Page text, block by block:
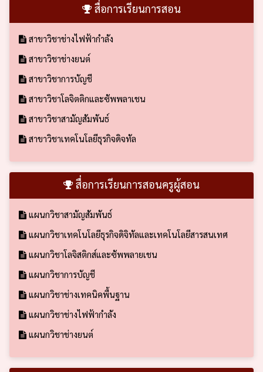
สื่อการเรียนการสอน
สาขาวิชาช่างไฟฟ้ากำลัง
สาขาวิชาช่างยนต์
สาขาวิชาการบัญชี
สาขาวิชาโลจิตติกและซัพพลาเชน
สาขาวิชาสามัญสัมพันธ์
สาขาวิชาเทคโนโลยีธุรกิจดิจทัล
สื่อการเรียนการสอนครูผู้สอน
แผนกวิชาสามัญสัมพันธ์
แผนกวิชาเทคโนโลยีธุรกิจดิจิทัลและเทคโนโลยีสารสนเทศ
แผนกวิชาโลจิสติกส์และซัพพลายเชน
แผนกวิชาการบัญชี
แผนกวิชาช่างเทคนิคพื้นฐาน
แผนกวิชาช่างไฟฟ้ากำลัง
แผนกวิชาช่างยนต์